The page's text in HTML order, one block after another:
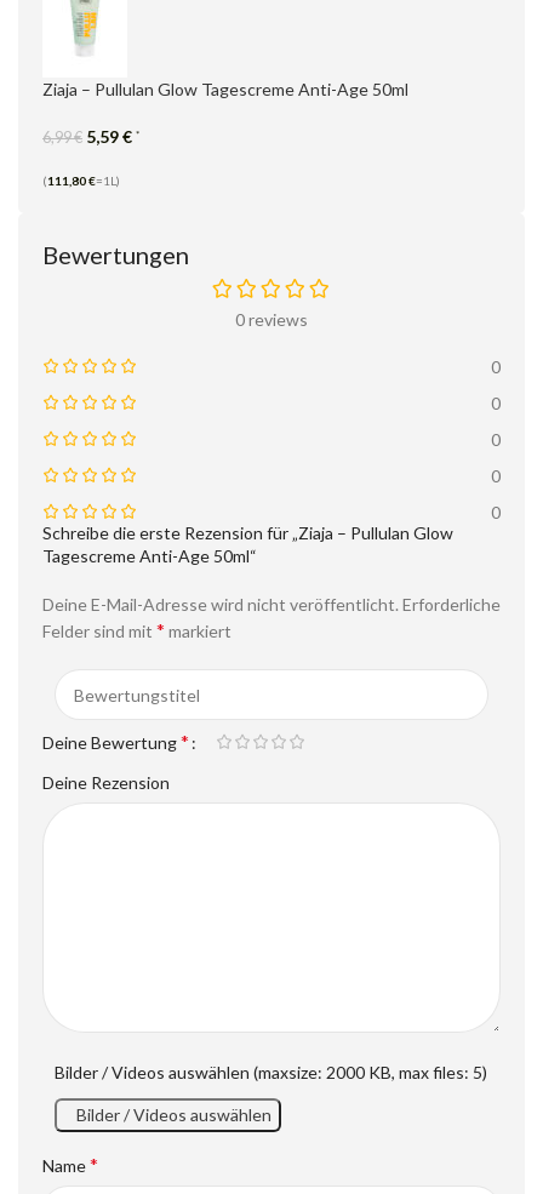
Ziaja – Pullulan Glow Tagescreme Anti-Age 50ml
6,99€ 5,59€ *
(111,80€=1L)
Bewertungen
0 reviews
0
0
0
0
0
Schreibe die erste Rezension für „Ziaja – Pullulan Glow
Tagescreme Anti-Age 50ml“
Deine E-Mail-Adresse wird nicht veröffentlicht. Erforderliche
Felder sind mit * markiert
Deine Bewertung*
Deine Rezension
Bilder / Videos auswählen (maxsize: 2000 KB, max files: 5)
Bilder / Videos auswählen
Name*